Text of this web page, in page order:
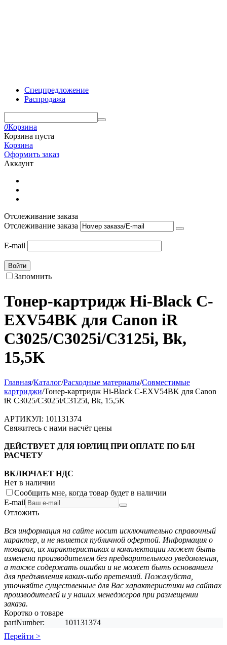
Спецпредложение
Распродажа
0Корзина
Корзина пуста
Корзина
Оформить заказ
Аккаунт
Отслеживание заказа
Отслеживание заказа
E-mail
Войти
Запомнить
Тонер-картридж Hi-Black C-
EXV54BK для Canon iR
C3025/C3025i/C3125i, Bk,
15,5K
Главная/Каталог/Расходные материалы/Совместимые
картриджи/Тонер-картридж Hi-Black C-EXV54BK для Canon
iR C3025/C3025i/C3125i, Bk, 15,5K
АРТИКУЛ: 101131374
Свяжитесь с нами насчёт цены
ДЕЙСТВУЕТ ДЛЯ ЮРЛИЦ ПРИ ОПЛАТЕ ПО Б/Н
РАСЧЕТУ
ВКЛЮЧАЕТ НДС
Нет в наличии
Сообщить мне, когда товар будет в наличии
E-mail
Отложить
Вся информация на сайте носит исключительно справочный
характер, и не является публичной офертой. Информация о
товарах, их характеристиках и комплектации может быть
изменена производителем без предварительного уведомления,
а также содержать ошибки и не может быть основанием
для предъявления каких-либо претензий. Пожалуйста,
уточняйте существенные для Вас характеристики на сайтах
производителей и у наших менеджеров при размещении
заказа.
Коротко о товаре
partNumber:
101131374
Перейти >